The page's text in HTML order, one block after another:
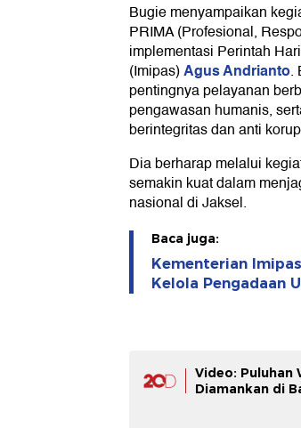
Bugie menyampaikan
PRIMA (Profesional,
implementasi Perintah
(Imipas)Agus Andrianto.
pentingnya pelayanan
pengawasan humanis,
berintegritas dan anti
Dia berharap melalui
semakin kuat dalam
nasional di Jaksel.
Baca juga:
Kementerian
Kelola Pengadaan
Video: Puluhan
Diamankan di